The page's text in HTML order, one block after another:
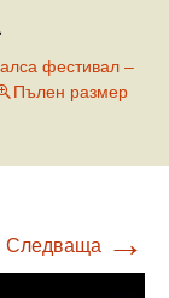
фестивал –
Пълен размер
Следваща →